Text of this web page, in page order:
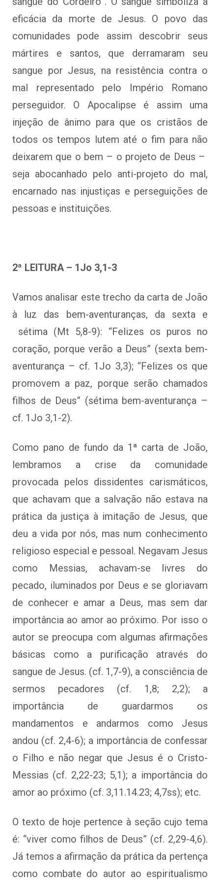
eficácia da morte de Jesus. O povo das
comunidades pode assim descobrir seus
mártires e santos, que derramaram seu
sangue por Jesus, na resistência contra o
mal representado pelo Império Romano
perseguidor. O Apocalipse é assim uma
injeção de ânimo para que os cristãos de
todos os tempos lutem até o fim para não
deixarem que o bem – o projeto de Deus –
seja abocanhado pelo anti-projeto do mal,
encarnado nas injustiças e perseguições de
pessoas e instituições.
2ª LEITURA – 1Jo 3,1-3
Vamos analisar este trecho da carta de João
à luz das bem-aventuranças, da sexta e
sétima (Mt 5,8-9): “Felizes os puros no
coração, porque verão a Deus” (sexta bem-
aventurança – cf. 1Jo 3,3); “Felizes os que
promovem a paz, porque serão chamados
filhos de Deus” (sétima bem-aventurança –
cf. 1Jo 3,1-2).
Como pano de fundo da 1ª carta de João,
lembramos a crise da comunidade
provocada pelos dissidentes carismáticos,
que achavam que a salvação não estava na
prática da justiça à imitação de Jesus, que
deu a vida por nós, mas num conhecimento
religioso especial e pessoal. Negavam Jesus
como Messias, achavam-se livres do
pecado, iluminados por Deus e se gloriavam
de conhecer e amar a Deus, mas sem dar
importância ao amor ao próximo. Por isso o
autor se preocupa com algumas afirmações
básicas como a purificação através do
sangue de Jesus. (cf. 1,7-9), a consciência de
sermos pecadores (cf. 1,8; 2,2); a
importância de guardarmos os
mandamentos e andarmos como Jesus
andou (cf. 2,4-6); a importância de confessar
o Filho e não negar que Jesus é o Cristo-
Messias (cf. 2,22-23; 5,1); a importância do
amor ao próximo (cf. 3,11.14.23; 4,7ss); etc.
O texto de hoje pertence à seção cujo tema
é: “viver como filhos de Deus” (cf. 2,29-4,6).
Já temos a afirmação da prática da pertença
como combate do autor ao espiritualismo